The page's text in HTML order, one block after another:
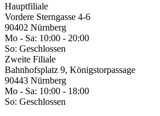
Hauptfiliale
Vordere Sterngasse 4-6
90402 Nürnberg
Mo - Sa: 10:00 - 20:00
So: Geschlossen
Zweite Filiale
Bahnhofsplatz 9, Königstorpassage
90443 Nürnberg
Mo - Sa: 10:00 - 18:00
So: Geschlossen